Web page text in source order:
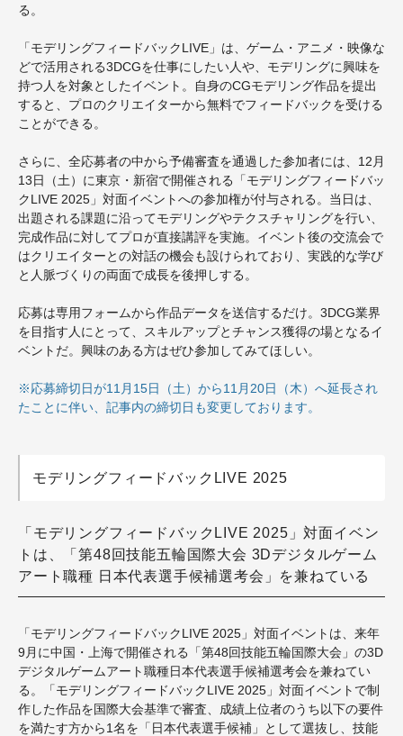
る。
「モデリングフィードバックLIVE」は、ゲーム・アニメ・映像な
どで活用される3DCGを仕事にしたい人や、モデリングに興味を
持つ人を対象としたイベント。自身のCGモデリング作品を提出
すると、プロのクリエイターから無料でフィードバックを受ける
ことができる。
さらに、全応募者の中から予備審査を通過した参加者には、12月
13日（土）に東京・新宿で開催される「モデリングフィードバッ
クLIVE 2025」対面イベントへの参加権が付与される。当日は、
出題される課題に沿ってモデリングやテクスチャリングを行い、
完成作品に対してプロが直接講評を実施。イベント後の交流会で
はクリエイターとの対話の機会も設けられており、実践的な学び
と人脈づくりの両面で成長を後押しする。
応募は専用フォームから作品データを送信するだけ。3DCG業界
を目指す人にとって、スキルアップとチャンス獲得の場となるイ
ベントだ。興味のある方はぜひ参加してみてほしい。
※応募締切日が11月15日（土）から11月20日（木）へ延長され
たことに伴い、記事内の締切日も変更しております。
モデリングフィードバックLIVE 2025
「モデリングフィードバックLIVE 2025」対面イベン
トは、「第48回技能五輪国際大会 3Dデジタルゲーム
アート職種 日本代表選手候補選考会」を兼ねている
「モデリングフィードバックLIVE 2025」対面イベントは、来年
9月に中国・上海で開催される「第48回技能五輪国際大会」の3D
デジタルゲームアート職種日本代表選手候補選考会を兼ねてい
る。「モデリングフィードバックLIVE 2025 」対面イベントで制
作した作品を国際大会基準で審査、成績上位者のうち以下の要件
を満たす方から1名を「日本代表選手候補」として選抜 し、技能